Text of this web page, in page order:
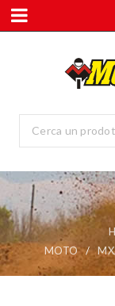
MOTO
/